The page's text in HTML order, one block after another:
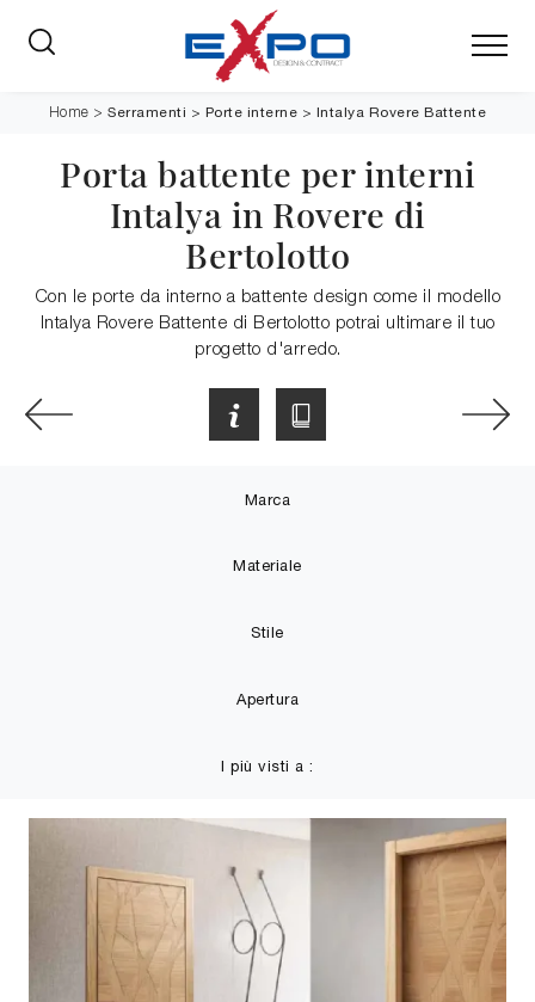
Home >Serramenti > Porte interne > Intalya Rovere Battente
Porta battente per interni
Intalya in Rovere di
Bertolotto
Con le porte da interno a battente design come il modello
Intalya Rovere Battente di Bertolotto potrai ultimare il tuo
progetto d'arredo.
Marca
Materiale
Stile
Apertura
I più visti a :